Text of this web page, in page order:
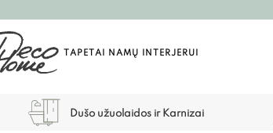
TAPETAI NAMŲ INTERJERUI
Dušo užuolaidos ir Karnizai